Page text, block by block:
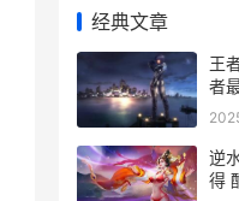
经典文章
王
者
逆
得